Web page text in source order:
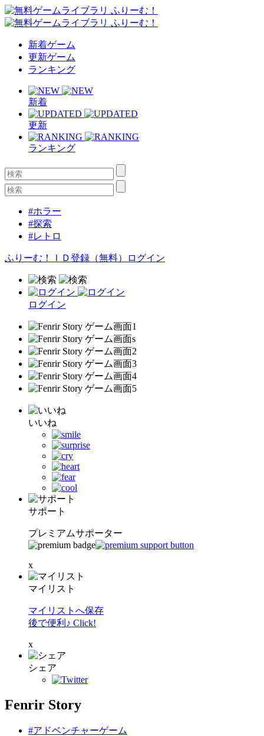
新着ゲーム
更新ゲーム
ランキング
新着
更新
ランキング
#ホラー
#探索
#レトロ
ふりーむ！ＩＤ登録（無料） ログイン
ログイン
いいね
サポート
プレミアムサポーター
x
マイリスト
マイリストへ保存
後で便利♪ Click!
x
シェア
Fenrir Story
#アドベンチャーゲーム